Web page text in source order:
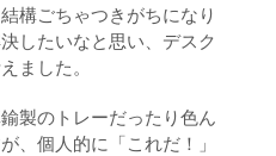
構ごちゃつきがちになり
したいなと思い、デスク
ました。
製のトレーだったり色ん
、個人的に「これだ！」